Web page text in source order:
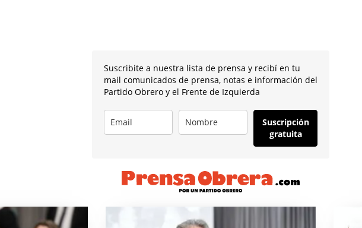
Suscribite a nuestra lista de prensa y recibí en tu
mail comunicados de prensa, notas e información del
Partido Obrero y el Frente de Izquierda
Suscripción
gratuita